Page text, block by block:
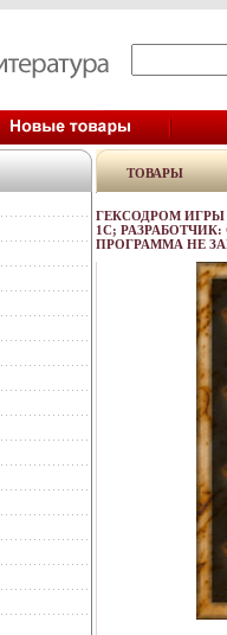
ТОВАРЫ
ГЕКСОДРОМ ИГРЫ
1С;
ПРОГРАММА НЕ